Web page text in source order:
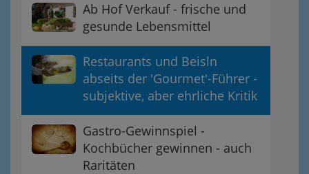
Ab Hof Verkauf - frische und
gesunde Lebensmittel
Restaurants und Beisln
abseits der 'Gourmet'-Führer -
subjektive, aber ehrliche Kritik
Gastro-Gewinnspiel -
Kochbücher gewinnen - auch
Raritäten